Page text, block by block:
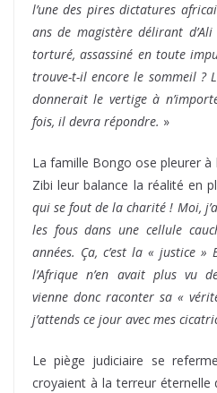
l’une des pires dictatures
ans de magistère délirant
torturé, assassiné en toute
trouve-t-il encore le sommeil ?
donnerait le vertige à
fois, il devra répondre. »
La famille Bongo ose pleurer à
Zibi leur balance la réalité en
qui se fout de la charité ! Moi,
les fous dans une cellule
années. Ça, c’est la « justice
l’Afrique n’en avait plus vu
vienne donc raconter sa «
j’attends ce jour avec mes
Le piège judiciaire se
croyaient à la terreur